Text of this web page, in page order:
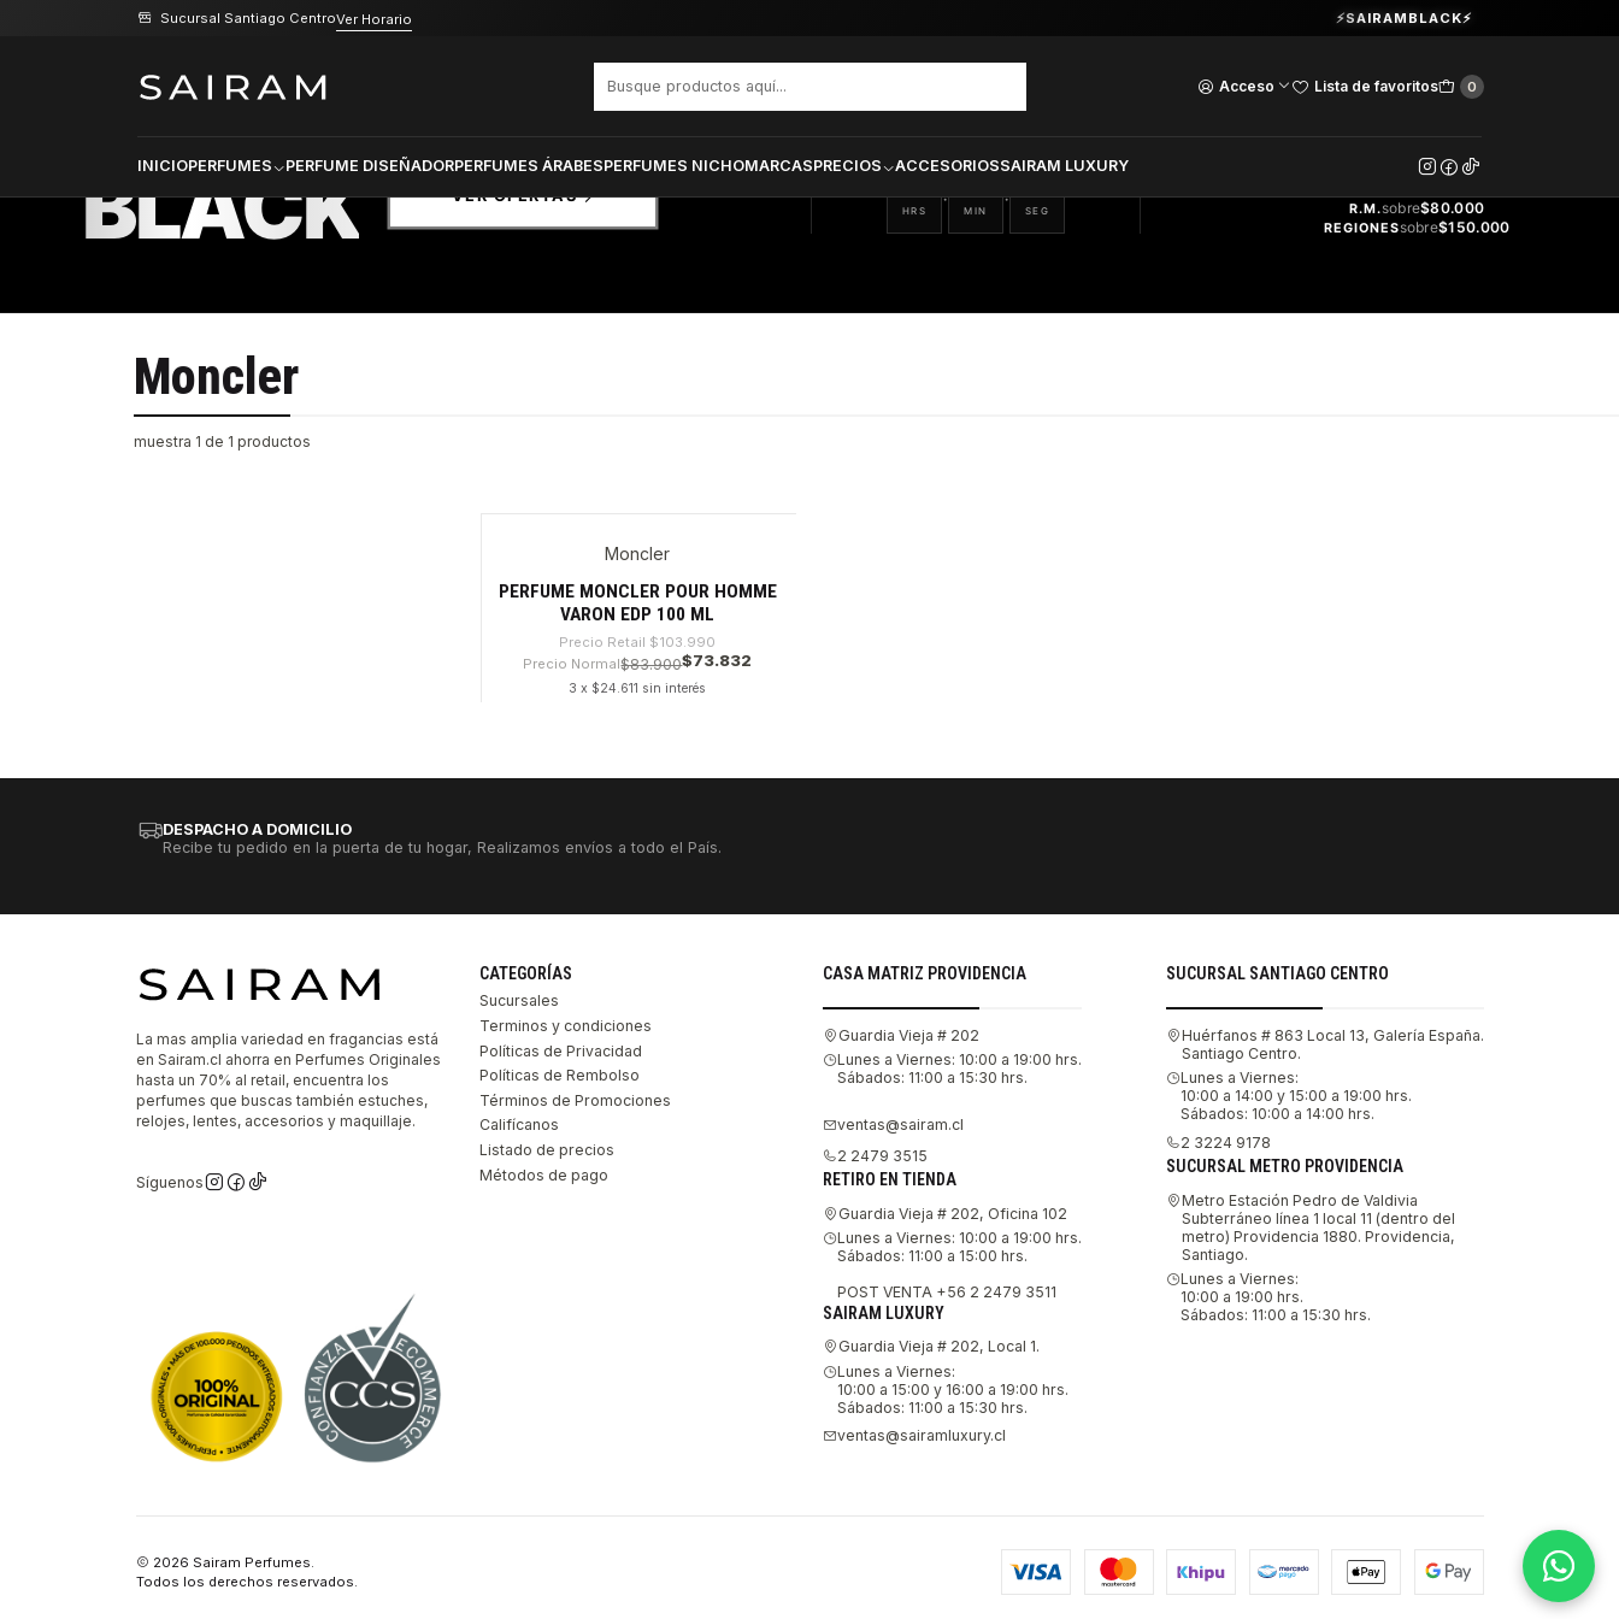
Acceso Lista de favoritos 0
INICIOPERFUMES PERFUME DISEÑADORPERFUMES ÁRABESPERFUMES NICHOMARCASPRECIOS ACCESORIOSSAIRAM LUXURY
Sucursal Santiago CentroVer Horario Guardia Vieja 202. Oficina 102.Ver Horarios
⚡SAIRAMBLACK⚡
Inicio Marcas Moncler
BLACK
SELECCIONADOS
VER OFERTAS
09
HRS
: 26
MIN
: 47
SEG
GRATIS
R.M.sobre$80.000
REGIONESsobre$150.000
Moncler
muestra 1 de 1 productos
Moncler
PERFUME MONCLER POUR HOMME
VARON EDP 100 ML
Precio Retail $103.990
Precio Normal$83.900$73.832
3 x $24.611 sin interés
DESPACHO A DOMICILIO
Recibe tu pedido en la puerta de tu hogar, Realizamos envíos a todo el País.
La mas amplia variedad en fragancias está
en Sairam.cl ahorra en Perfumes Originales
hasta un 70% al retail, encuentra los
perfumes que buscas también estuches,
relojes, lentes, accesorios y maquillaje.
Síguenos
CATEGORÍAS
Sucursales
Terminos y condiciones
Políticas de Privacidad
Políticas de Rembolso
Términos de Promociones
Califícanos
Listado de precios
Métodos de pago
CASA MATRIZ PROVIDENCIA
Guardia Vieja # 202
Lunes a Viernes: 10:00 a 19:00 hrs.
Sábados: 11:00 a 15:30 hrs.
ventas@sairam.cl
2 2479 3515
RETIRO EN TIENDA
Guardia Vieja # 202, Oficina 102
Lunes a Viernes: 10:00 a 19:00 hrs.
Sábados: 11:00 a 15:00 hrs.
POST VENTA +56 2 2479 3511
SAIRAM LUXURY
Guardia Vieja # 202, Local 1.
Lunes a Viernes:
10:00 a 15:00 y 16:00 a 19:00 hrs.
Sábados: 11:00 a 15:30 hrs.
ventas@sairamluxury.cl
SUCURSAL SANTIAGO CENTRO
Huérfanos # 863 Local 13, Galería España.
Santiago Centro.
Lunes a Viernes:
10:00 a 14:00 y 15:00 a 19:00 hrs.
Sábados: 10:00 a 14:00 hrs.
2 3224 9178
SUCURSAL METRO PROVIDENCIA
Metro Estación Pedro de Valdivia
Subterráneo línea 1 local 11 (dentro del
metro) Providencia 1880. Providencia,
Santiago.
Lunes a Viernes:
10:00 a 19:00 hrs.
Sábados: 11:00 a 15:30 hrs.
2026 Sairam Perfumes.
Todos los derechos reservados.